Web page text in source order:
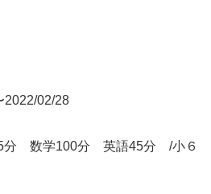
02/28
分 数学100分 英語45分 /小６